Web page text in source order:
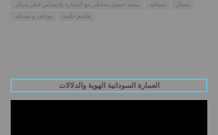
محمد حمدي يتعاطى مع العمارة بإحساس فنان مبتكر
مساجد
معمار
مواقف و مشاهد
هاشم خليفة
العمارة السودانية الهوية والدلالات